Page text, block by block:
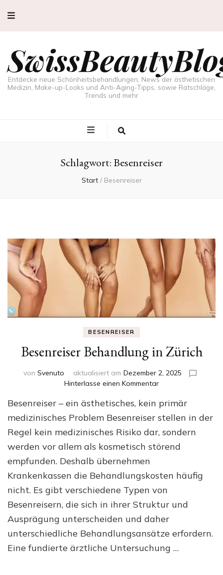
Entdecke neue Schönheitsbehandlungen, News der ästhetischen
Medizin, Make-up-Looks und Anti-Aging-Tipps, sowie Ratschläge,
Trends und mehr
Schlagwort:Besenreiser
Start / Besenreiser
BESENREISER
Besenreiser Behandlung in Zürich
von Svenuto aktualisiert am Dezember 2, 2025
Hinterlasse einen Kommentarzu
Behandlung
in
Besenreiser – ein ästhetisches, kein primär
medizinisches Problem Besenreiser stellen in der
Regel kein medizinisches Risiko dar, sondern
werden vor allem als kosmetisch störend
empfunden. Deshalb übernehmen
Krankenkassen die Behandlungskosten häufig
nicht. Es gibt verschiedene Typen von
Besenreisern, die sich in ihrer Struktur und
Ausprägung unterscheiden und daher
unterschiedliche Behandlungsansätze erfordern.
Eine fundierte ärztliche Untersuchung …